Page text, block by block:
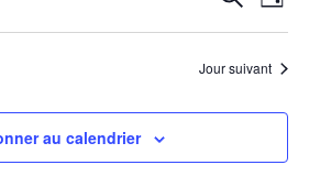
et
de
vues
de
Jour
Jour suivant
au calendrier